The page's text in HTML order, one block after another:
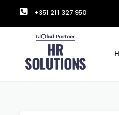
+351 211 327 950